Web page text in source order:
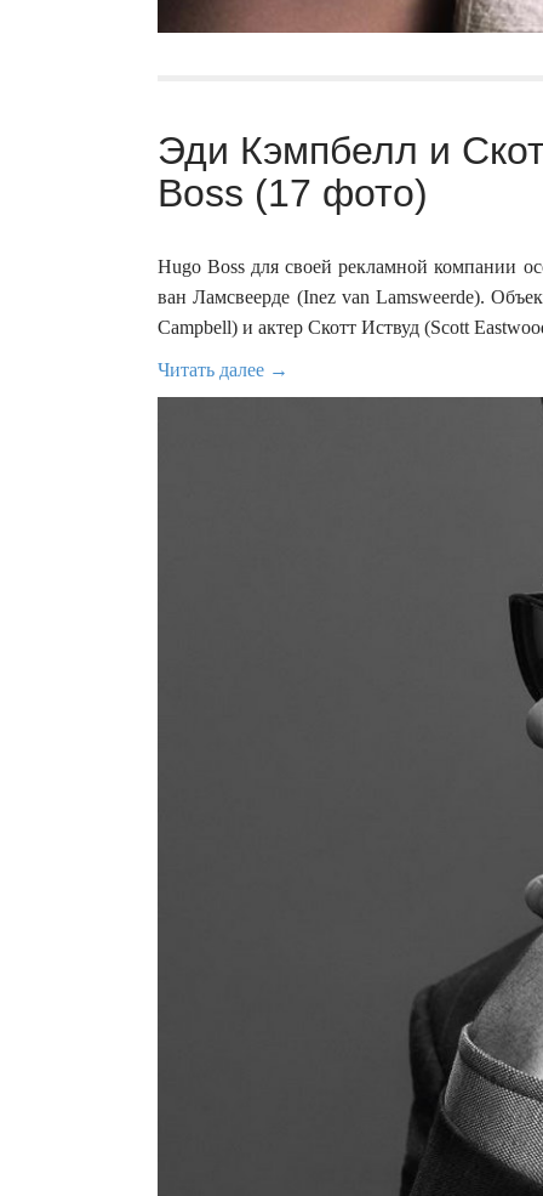
Эди Кэмпбелл и
Boss (17 фото)
Hugo Boss для своей рекламной компании
ван Ламсвеерде (Inez van Lamsweerde).
Campbell) и актер Скотт Иствуд (Scott
Читать далее →